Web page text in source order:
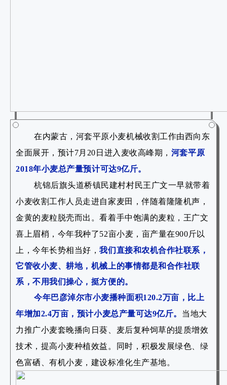
在内蒙古，河套平原小麦机械收割工作由西向东
全面展开，预计7月20日进入麦收高峰期， 河套平原
2018年小麦总产量预计可达9亿斤。
杭锦后旗头道桥镇民建村村民王广文一早就带着
小麦收割工作人员走进自家麦田，伴随着隆隆机声，
金黄的麦粒脱壳而出。看着手中饱满的麦粒，王广文
喜上眉梢， 今年我种了52亩小麦，亩产量在900斤以
上，今年长势相当好，我们直接和农机合作社联系，
它管收小麦、耕地，机械上的事情都是和合作社联
系，不用我们操心，挺方便的。
今年巴彦淖尔市小麦播种面积120.2万亩，比上
年增加2.4万亩，预计小麦总产量可达9亿斤。 当地大
力推广小麦套晚播向日葵、麦后复种饲草的提质增效
技术，提高小麦种植效益。同时，积极发展绿色、绿
色富硒、有机小麦，建设标准化生产基地。